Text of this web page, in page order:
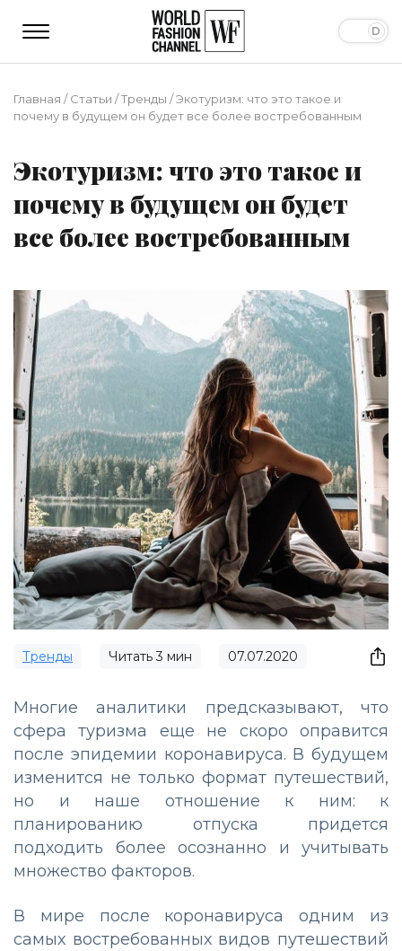
Главная /Статьи /Тренды /Экотуризм: что это такое и
почему в будущем он будет все более востребованным
Экотуризм: что это такое и
почему в будущем он будет
все более востребованным
Тренды Читать3 мин 07.07.2020
Многие аналитики предсказывают, что
сфера туризма еще не скоро оправится
после эпидемии коронавируса. В будущем
изменится не только формат путешествий,
но и наше отношение к ним: к
планированию отпуска придется
подходить более осознанно и учитывать
множество факторов.
В мире после коронавируса одним из
самых востребованных видов путешествий